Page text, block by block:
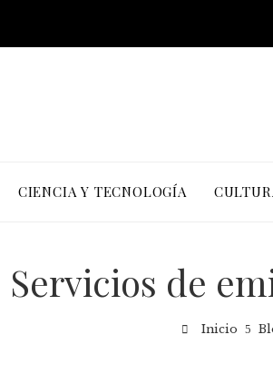
CIENCIA Y TECNOLOGÍA
Servicios de
Inicio